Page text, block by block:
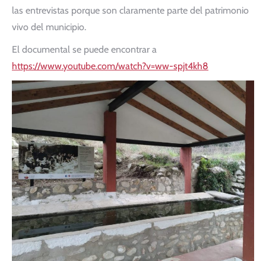
las entrevistas porque son claramente parte del patrimonio
vivo del municipio.
El documental se puede encontrar a
https://www.youtube.com/watch?v=ww-spjt4kh8